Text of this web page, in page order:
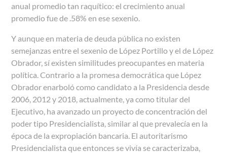
anual promedio tan raquítico: el crecimiento anual
promedio fue de .58% en ese sexenio.
Y aunque en materia de deuda pública no existen
semejanzas entre el sexenio de López Portillo y el de López
Obrador, sí existen similitudes preocupantes en materia
política. Contrario a la promesa democrática que López
Obrador enarboló como candidato a la Presidencia desde
2006, 2012 y 2018, actualmente, ya como titular del
Ejecutivo, ha avanzado un proyecto de concentración del
poder tipo Presidencialista, similar al que prevalecía en la
época de la expropiación bancaria. El autoritarismo
Presidencialista que entonces se vivía se caracterizaba,